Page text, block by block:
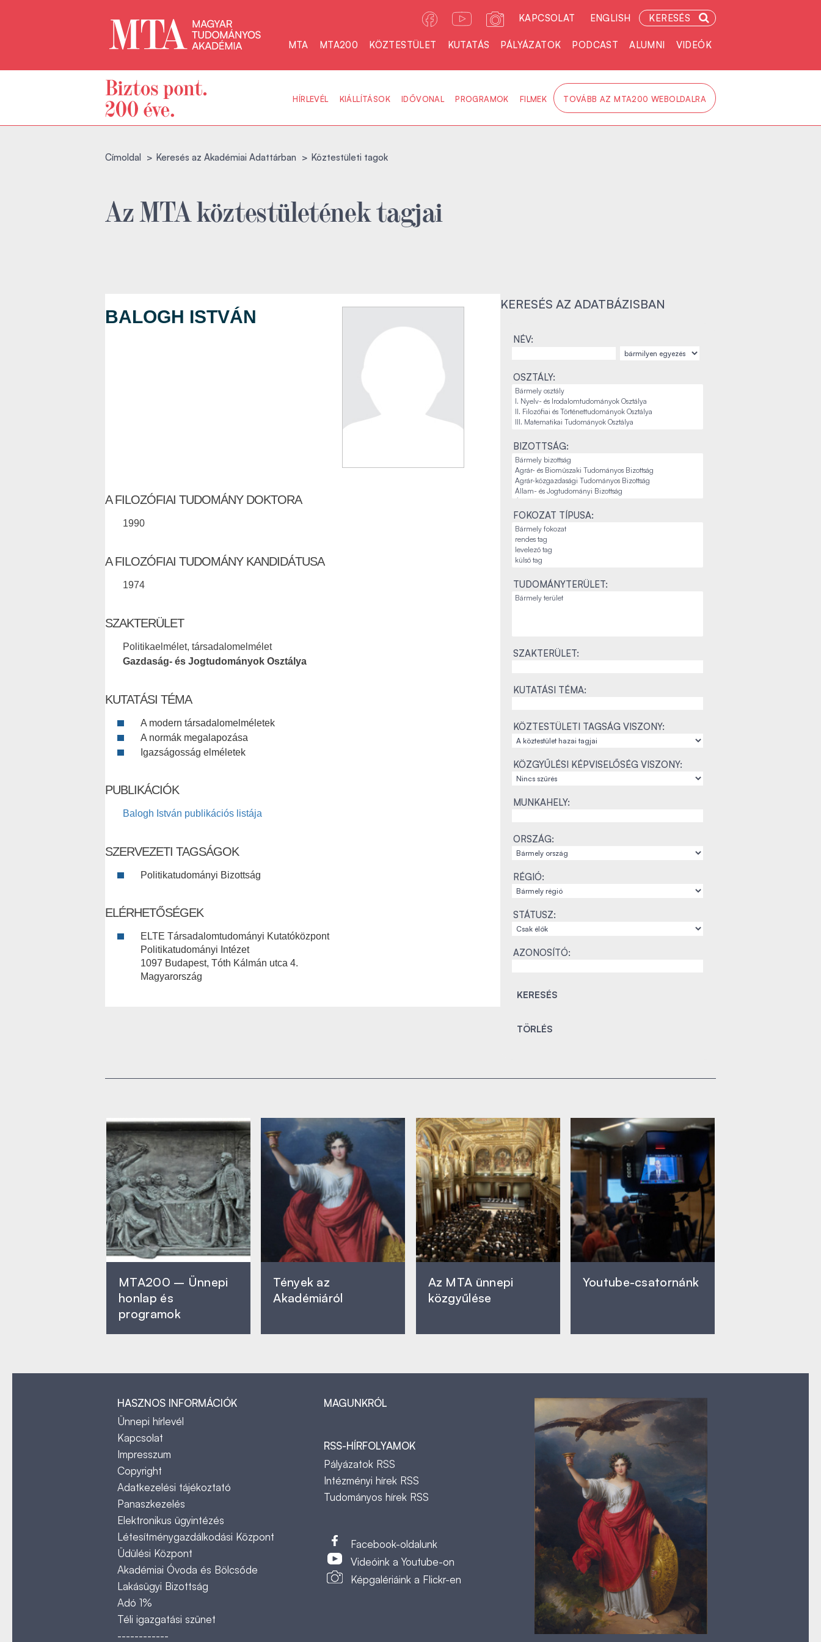
KAPCSOLAT ENGLISH KERESÉS
MTA MTA200 KÖZTESTÜLET KUTATÁS PÁLYÁZATOK PODCAST ALUMNI VIDEÓK
HÍRLEVÉL KIÁLLÍTÁSOK IDŐVONAL PROGRAMOK FILMEK TOVÁBB AZ MTA200 WEBOLDALRA
Címoldal Keresés az Akadémiai Adattárban Köztestületi tagok
Az MTA köztestületének tagjai
BALOGH ISTVÁN
A FILOZÓFIAI TUDOMÁNY DOKTORA
1990
A FILOZÓFIAI TUDOMÁNY KANDIDÁTUSA
1974
SZAKTERÜLET
Politikaelmélet, társadalomelmélet
Gazdaság- és Jogtudományok Osztálya
KUTATÁSI TÉMA
A modern társadalomelméletek
A normák megalapozása
Igazságosság elméletek
PUBLIKÁCIÓK
Balogh István publikációs listája
SZERVEZETI TAGSÁGOK
Politikatudományi Bizottság
ELÉRHETŐSÉGEK
ELTE Társadalomtudományi Kutatóközpont
Politikatudományi Intézet
1097 Budapest, Tóth Kálmán utca 4.
Magyarország
KERESÉS AZ ADATBÁZISBAN
NÉV:
OSZTÁLY:
BIZOTTSÁG:
FOKOZAT TÍPUSA:
TUDOMÁNYTERÜLET:
SZAKTERÜLET:
KUTATÁSI TÉMA:
KÖZTESTÜLETI TAGSÁG VISZONY:
KÖZGYŰLÉSI KÉPVISELŐSÉG VISZONY:
MUNKAHELY:
ORSZÁG:
RÉGIÓ:
STÁTUSZ:
AZONOSÍTÓ:
MTA200 – Ünnepi
honlap és
programok
Tények az
Akadémiáról
Az MTA ünnepi
közgyűlése
Youtube-csatornánk
HASZNOS INFORMÁCIÓK
Ünnepi hírlevél
Kapcsolat
Impresszum
Copyright
Adatkezelési tájékoztató
Panaszkezelés
Elektronikus ügyintézés
Létesítménygazdálkodási Központ
Üdülési Központ
Akadémiai Óvoda és Bölcsőde
Lakásügyi Bizottság
Adó 1%
Téli igazgatási szünet
------------
MAGUNKRÓL
RSS-HÍRFOLYAMOK
Pályázatok RSS
Intézményi hírek RSS
Tudományos hírek RSS
Facebook-oldalunk
Videóink a Youtube-on
Képgalériáink a Flickr-en